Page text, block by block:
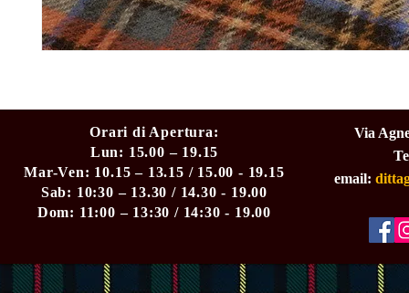
Orari di Apertura:
Lun: 15.00 – 19.15
Mar-Ven: 10.15 – 13.15 / 15.00 - 19.15
Sab: 10:30 – 13.30 / 14.30 - 19.00
Dom: 11:00 – 13:30 / 14:30 - 19.00
Via
email: